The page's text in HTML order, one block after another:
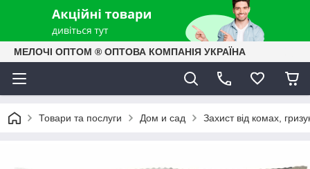
МЕЛОЧІ ОПТОМ ® ОПТОВА КОМПАНІЯ УКРАЇНА
Товари та послуги Дом и сад Захист від комах,